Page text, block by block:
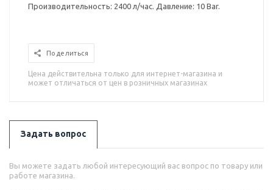
Производительность: 2400 л/час. Давление: 10 Bar.
Поделиться
Цена действительна только для интернет-магазина и
может отличаться от цен в розничных магазинах
Задать вопрос
Вы можете задать любой интересующий вас вопрос по товару или
работе магазина.